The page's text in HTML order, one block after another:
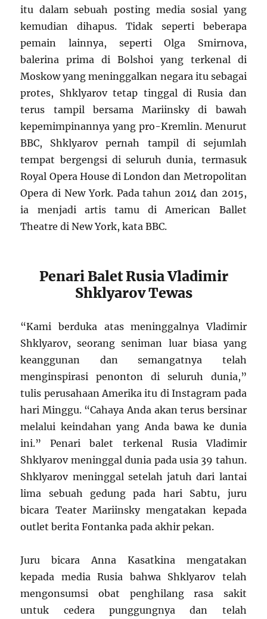
itu dalam sebuah posting media sosial yang
kemudian dihapus. Tidak seperti beberapa
pemain lainnya, seperti Olga Smirnova,
balerina prima di Bolshoi yang terkenal di
Moskow yang meninggalkan negara itu sebagai
protes, Shklyarov tetap tinggal di Rusia dan
terus tampil bersama Mariinsky di bawah
kepemimpinannya yang pro-Kremlin. Menurut
BBC, Shklyarov pernah tampil di sejumlah
tempat bergengsi di seluruh dunia, termasuk
Royal Opera House di London dan Metropolitan
Opera di New York. Pada tahun 2014 dan 2015,
ia menjadi artis tamu di American Ballet
Theatre di New York, kata BBC.
Penari Balet Rusia Vladimir
Shklyarov Tewas
“Kami berduka atas meninggalnya Vladimir
Shklyarov, seorang seniman luar biasa yang
keanggunan dan semangatnya telah
menginspirasi penonton di seluruh dunia,”
tulis perusahaan Amerika itu di Instagram pada
hari Minggu. “Cahaya Anda akan terus bersinar
melalui keindahan yang Anda bawa ke dunia
ini.” Penari balet terkenal Rusia Vladimir
Shklyarov meninggal dunia pada usia 39 tahun.
Shklyarov meninggal setelah jatuh dari lantai
lima sebuah gedung pada hari Sabtu, juru
bicara Teater Mariinsky mengatakan kepada
outlet berita Fontanka pada akhir pekan.
Juru bicara Anna Kasatkina mengatakan
kepada media Rusia bahwa Shklyarov telah
mengonsumsi obat penghilang rasa sakit
untuk cedera punggungnya dan telah